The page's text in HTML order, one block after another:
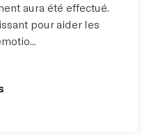
aura été effectué.
pour aider les